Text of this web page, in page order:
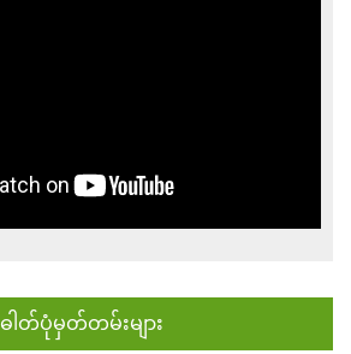
ဓါတ်ပုံမှတ်တမ်းများ